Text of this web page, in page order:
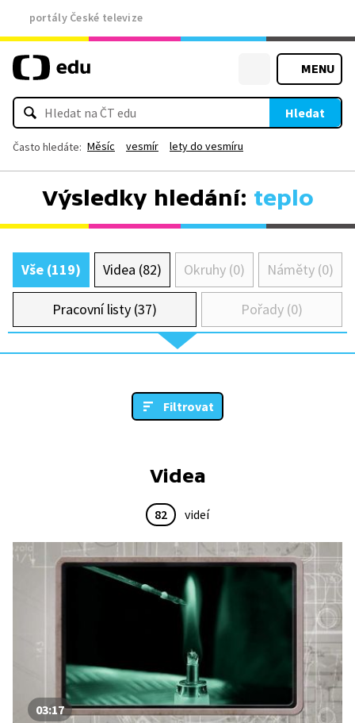
portály České televize
MENU
Hledat
Často hledáte: Měsíc vesmír lety do vesmíru
Výsledky hledání: teplo
Vše (119) Videa (82) Okruhy (0) Náměty (0)
Pracovní listy (37) Pořady (0)
Filtrovat
Videa
82 videí
03:17